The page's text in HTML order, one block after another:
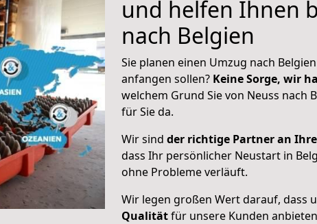
und helfen Ihnen
nach Belgien
Sie planen einen Umzug nach
anfangen sollen? Keine Sorge, wir
welchem Grund Sie von Neuss nach
für Sie da.
Wir sind der richtige Partner an
dass Ihr persönlicher Neustart in
ohne Probleme verläuft.
Wir legen großen Wert darauf, dass
Qualitätfür unsere Kunden